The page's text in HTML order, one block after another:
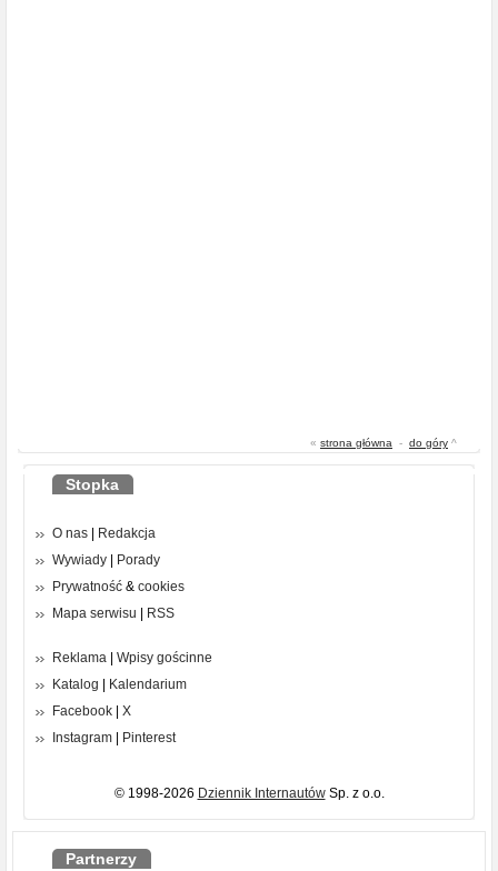
« strona główna - do góry ^
Stopka
O nas
Redakcja
Wywiady
Porady
Prywatność & cookies
Mapa serwisu
RSS
Reklama
Wpisy gościnne
Katalog
Kalendarium
Facebook
X
Instagram
Pinterest
© 1998-2026 Dziennik InternautówSp. z o.o.
Partnerzy